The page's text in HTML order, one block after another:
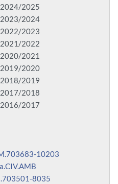
2024/2025
2023/2024
2022/2023
2021/2022
2020/2021
2019/2020
2018/2019
2017/2018
2016/2017
10203
8035